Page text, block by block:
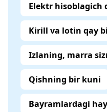
Elektr hisoblagich
Kirill va lotin qay
Izlaning, marra
Qishning bir kuni
Bayramlardagi